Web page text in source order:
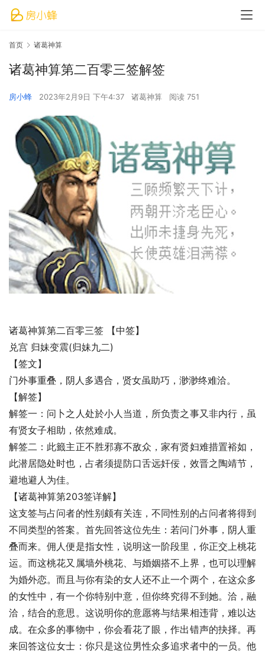
首页 诸葛神算
诸葛神算第二百零三签解签
房小蜂 2023年2月9日 下午4:37 诸葛神算 阅读 751
诸葛神算第二百零三签 【中签】
兑宫 归妹变震(归妹九二)
【签文】
门外事重叠，阴人多遇合，贤女虽助巧，渺渺终难洽。
【解签】
解签一：问卜之人处於小人当道，所负责之事又非内行，虽
有贤女子相助，依然难成。
解签二：此籤主正不胜邪寡不敌众，家有贤妇难措置裕如，
此潜居隐处时也，占者须提防口舌远奸佞，效晋之陶靖节，
避地避人为佳。
【诸葛神算第203签详解】
这支签与占问者的性别颇有关连，不同性别的占问者将得到
不同类型的答案。首先回答这位先生：若问门外事，阴人重
叠而来。佣人便是指女性，说明这一阶段里，你正交上桃花
运。而这桃花又属墙外桃花、与婚姻搭不上界，也可以理解
为婚外恋。而且与你有染的女人还不止一个两个，在这众多
的女性中，有一个你特别中意，但你终究得不到她。洽，融
洽，结合的意思。这说明你的意愿将与结果相违背，难以达
成。在众多的事物中，你会看花了眼，作出错声的抉择。再
来回答这位女士：你只是这位男性众多追求者中的一员。他